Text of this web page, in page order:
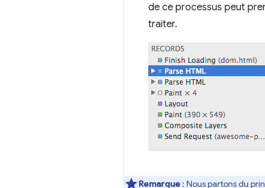
de ce processus peut
traiter.
Remarque : Nous partons du